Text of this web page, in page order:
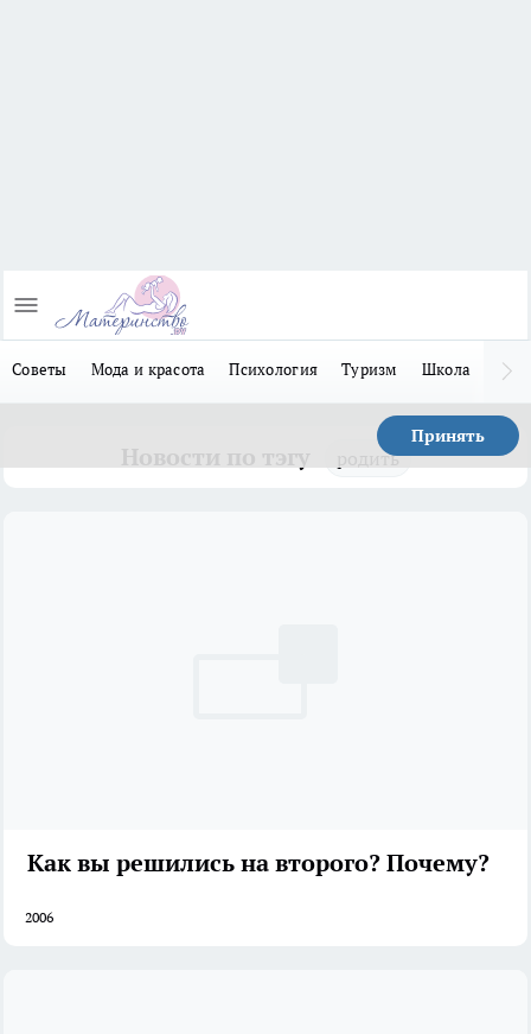
Советы Мода и красота Психология Туризм Школа
Принять
родить
Как вы решились на второго? Почему?
2006